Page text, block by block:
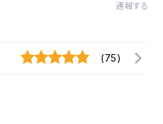
通報する
(75)